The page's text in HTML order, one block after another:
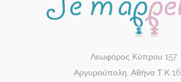
Λεωφόρος Κύπρου 157
Αργυρούπολη, Αθήνα Τ.Κ